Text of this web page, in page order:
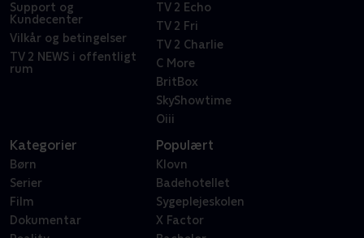
Support og
Kundecenter
Vilkår og betingelser
TV 2 NEWS i offentligt
rum
TV 2 Echo
TV 2 Fri
TV 2 Charlie
C More
BritBox
SkyShowtime
Oiii
Kategorier
Børn
Serier
Film
Dokumentar
Populært
Klovn
Badehotellet
Sygeplejeskolen
X Factor